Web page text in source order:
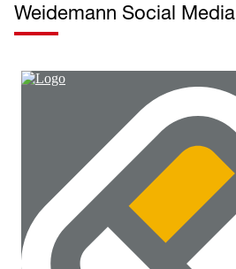
Weidemann Social Media